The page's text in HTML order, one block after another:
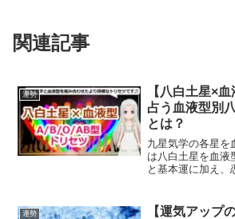
関連記事
運勢
【八白土星×
占う血液型別
とは？
九星気学の各星を
は八白土星を血液
と基本運に加え、
運勢
【運気アップ